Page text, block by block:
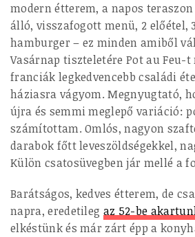
modern étterem, a napos
álló, visszafogott menü, 2 előétel,
hamburger – ez minden amiből
Vasárnap tiszteletére Pot au Feu-
franciák legkedvencebb családi
háziasra vágyom. Megnyugtató,
újra és semmi meglepő variáció:
számítottam. Omlós, nagyon
darabok főtt leveszöldségekkel,
Külön csatosüvegben jár mellé a
Barátságos, kedves étterem, de
napra, eredetileg az 52-be
elkéstünk és már zárt épp a